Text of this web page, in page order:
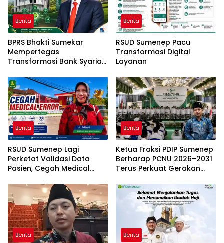
Berita
BPRS Bhakti Sumekar
Mempertegas
Transformasi Bank Syariah
Berita
RSUD Sumenep Pacu
Transformasi Digital
Layanan
Berita
RSUD Sumenep Lagi
Perketat Validasi Data
Pasien, Cegah Medical
Berita
Ketua Fraksi PDIP Sumenep
Berharap PCNU 2026–2031
Terus Perkuat Gerakan
Berita Berita